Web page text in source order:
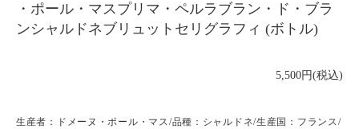
・ポール・マスプリマ・ペルラブラン・ド・ブラ
ンシャルドネブリュットセリグラフィ (ボトル)
5,500円(税込)
生産者：ドメーヌ・ポール・マス/品種：シャルドネ/生産国：フランス/